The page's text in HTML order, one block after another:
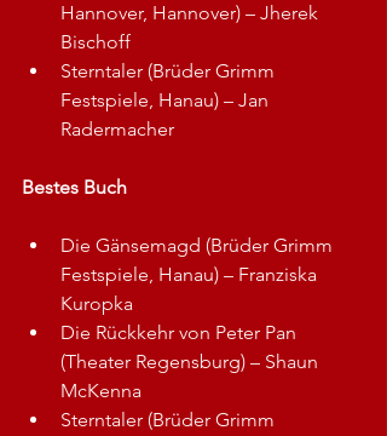
Hannover, Hannover) – Jherek
Bischoff
Sterntaler (Brüder Grimm
Festspiele, Hanau) – Jan
Radermacher
Bestes Buch
Die Gänsemagd (Brüder Grimm
Festspiele, Hanau) – Franziska
Kuropka
Die Rückkehr von Peter Pan
(Theater Regensburg) – Shaun
McKenna
Sterntaler (Brüder Grimm